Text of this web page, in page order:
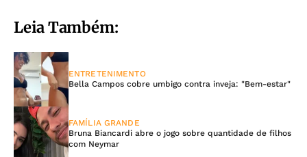
Leia Também:
ENTRETENIMENTO
Bella Campos cobre umbigo contra inveja: "Bem-estar"
FAMÍLIA GRANDE
Bruna Biancardi abre o jogo sobre quantidade de filhos
com Neymar